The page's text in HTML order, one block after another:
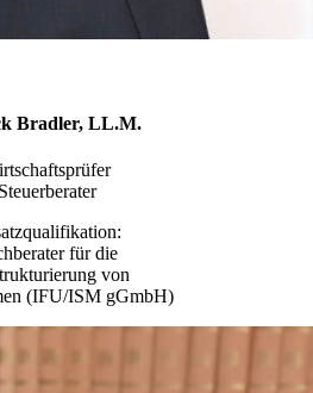
Bradler, LL.M.
Steuerberater
für die
von
(IFU/ISM gGmbH)